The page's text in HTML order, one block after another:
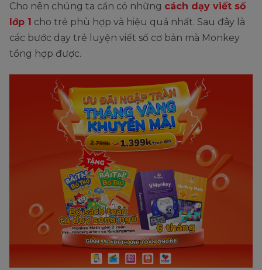
Cho nên chúng ta cần có những cách dạy viết số
lớp 1 cho trẻ phù hợp và hiệu quả nhất. Sau đây là
các bước dạy trẻ luyện viết số cơ bản mà Monkey
tổng hợp được.